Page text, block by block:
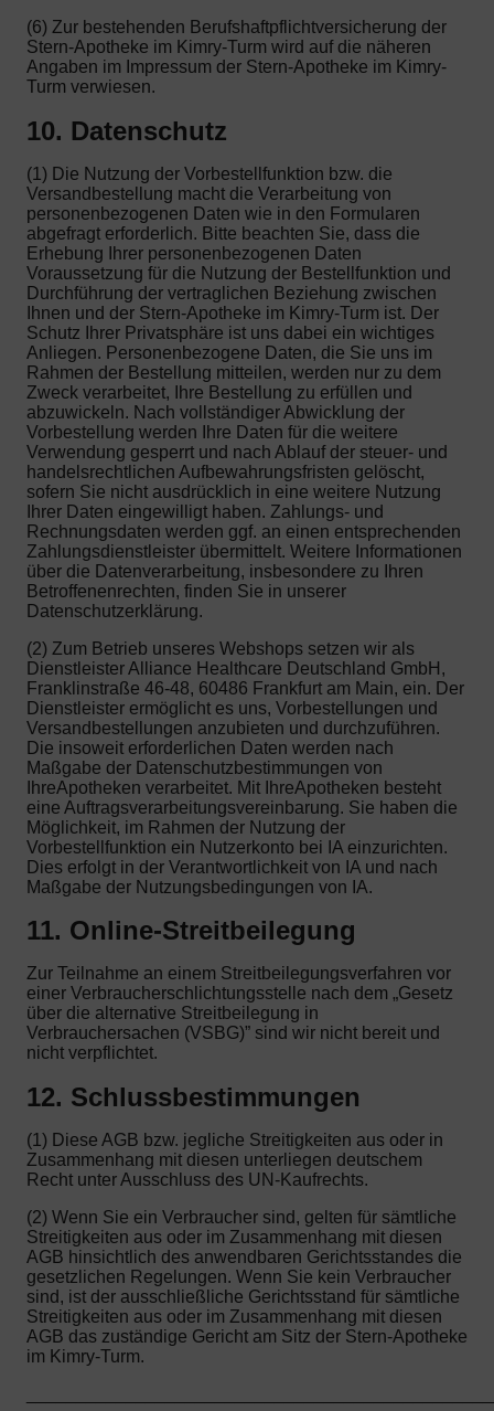
(6) Zur bestehenden Berufshaftpflichtversicherung der
Stern-Apotheke im Kimry-Turm wird auf die näheren
Angaben im Impressum der Stern-Apotheke im Kimry-
Turm verwiesen.
10. Datenschutz
(1) Die Nutzung der Vorbestellfunktion bzw. die
Versandbestellung macht die Verarbeitung von
personenbezogenen Daten wie in den Formularen
abgefragt erforderlich. Bitte beachten Sie, dass die
Erhebung Ihrer personenbezogenen Daten
Voraussetzung für die Nutzung der Bestellfunktion und
Durchführung der vertraglichen Beziehung zwischen
Ihnen und der Stern-Apotheke im Kimry-Turm ist. Der
Schutz Ihrer Privatsphäre ist uns dabei ein wichtiges
Anliegen. Personenbezogene Daten, die Sie uns im
Rahmen der Bestellung mitteilen, werden nur zu dem
Zweck verarbeitet, Ihre Bestellung zu erfüllen und
abzuwickeln. Nach vollständiger Abwicklung der
Vorbestellung werden Ihre Daten für die weitere
Verwendung gesperrt und nach Ablauf der steuer- und
handelsrechtlichen Aufbewahrungsfristen gelöscht,
sofern Sie nicht ausdrücklich in eine weitere Nutzung
Ihrer Daten eingewilligt haben. Zahlungs- und
Rechnungsdaten werden ggf. an einen entsprechenden
Zahlungsdienstleister übermittelt. Weitere Informationen
über die Datenverarbeitung, insbesondere zu Ihren
Betroffenenrechten, finden Sie in unserer
Datenschutzerklärung.
(2) Zum Betrieb unseres Webshops setzen wir als
Dienstleister Alliance Healthcare Deutschland GmbH,
Franklinstraße 46-48, 60486 Frankfurt am Main, ein. Der
Dienstleister ermöglicht es uns, Vorbestellungen und
Versandbestellungen anzubieten und durchzuführen.
Die insoweit erforderlichen Daten werden nach
Maßgabe der Datenschutzbestimmungen von
IhreApotheken verarbeitet. Mit IhreApotheken besteht
eine Auftragsverarbeitungsvereinbarung. Sie haben die
Möglichkeit, im Rahmen der Nutzung der
Vorbestellfunktion ein Nutzerkonto bei IA einzurichten.
Dies erfolgt in der Verantwortlichkeit von IA und nach
Maßgabe der Nutzungsbedingungen von IA.
11. Online-Streitbeilegung
Zur Teilnahme an einem Streitbeilegungsverfahren vor
einer Verbraucherschlichtungsstelle nach dem „Gesetz
über die alternative Streitbeilegung in
Verbrauchersachen (VSBG)” sind wir nicht bereit und
nicht verpflichtet.
12. Schlussbestimmungen
(1) Diese AGB bzw. jegliche Streitigkeiten aus oder in
Zusammenhang mit diesen unterliegen deutschem
Recht unter Ausschluss des UN-Kaufrechts.
(2) Wenn Sie ein Verbraucher sind, gelten für sämtliche
Streitigkeiten aus oder im Zusammenhang mit diesen
AGB hinsichtlich des anwendbaren Gerichtsstandes die
gesetzlichen Regelungen. Wenn Sie kein Verbraucher
sind, ist der ausschließliche Gerichtsstand für sämtliche
Streitigkeiten aus oder im Zusammenhang mit diesen
AGB das zuständige Gericht am Sitz der Stern-Apotheke
im Kimry-Turm.